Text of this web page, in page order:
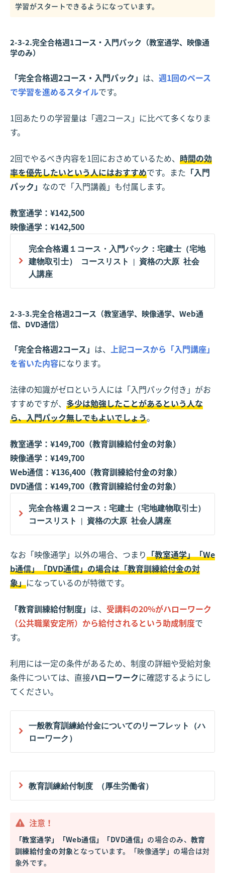
学習がスタートできるようになっています。
2-3-2.完全合格週1コース・入門パック（教室通学、映像通
学のみ）
「完全合格週2コース・入門パック」 は、 週1回のペース
で学習を進めるスタイルです。
1回あたりの学習量は「週2コース」に比べて多くなりま
す。
2回でやるべき内容を1回におさめているため、 時間の効
率を優先したいという人にはおすすめです。また 「入門
パック」 なので「入門講義」も付属します。
教室通学：¥142,500
映像通学：¥142,500
完全合格週１コース・入門パック：宅建士（宅地
建物取引士） コースリスト | 資格の大原 社会
人講座
2-3-3.完全合格週2コース（教室通学、映像通学、Web通
信、DVD通信）
「完全合格週2コース」 は、
上記コースから「入門講座」
を省いた内容になります。
法律の知識がゼロという人には「入門パック付き」がお
すすめですが、 多少は勉強したことがあるという人な
ら、入門パック無しでもよいでしょう。
教室通学：¥149,700（教育訓練給付金の対象）
映像通学：¥149,700
Web通信：¥136,400（教育訓練給付金の対象）
DVD通信：¥149,700（教育訓練給付金の対象）
完全合格週２コース：宅建士（宅地建物取引士）
コースリスト | 資格の大原 社会人講座
なお「映像通学」以外の場合、つまり「教室通学」「We
b通信」「DVD通信」の場合は「教育訓練給付金の対
象」になっているのが特徴です。
「教育訓練給付制度」 は、 受講料の20%がハローワーク
（公共職業安定所）から給付されるという助成制度で
す。
利用には一定の条件があるため、制度の詳細や受給対象
条件については、直接ハローワークに確認するようにし
てください。
一般教育訓練給付金についてのリーフレット（ハ
ローワーク）
教育訓練給付制度 （厚生労働省）
注意！
「教室通学」「Web通信」「DVD通信」 の場合のみ、 教育
訓練給付金の対象となっています。「映像通学」の場合は対
象外です。